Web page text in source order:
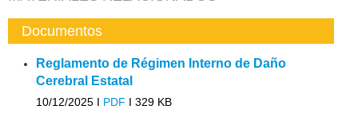
Documentos
Reglamento de Régimen Interno de Daño
Cerebral Estatal
10/12/2025 I PDF I 329 KB